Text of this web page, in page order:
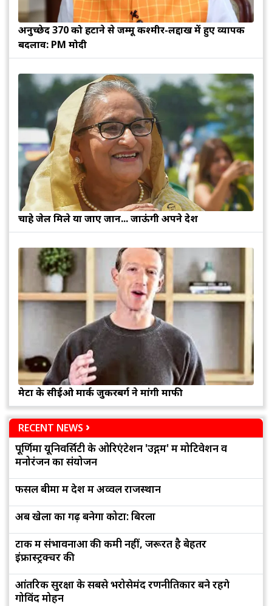
अनुच्छेद 370 को हटाने से जम्मू कश्मीर-लद्दाख में हुए व्यापक
बदलाव: PM मोदी
चाहे जेल मिले या जाए जान... जाऊंगी अपने देश
मेटा के सीईओ मार्क जुकरबर्ग ने मांगी माफी
RECENT NEWS
पूर्णिमा यूनिवर्सिटी के ओरिएंटेशन 'उद्गम' में मोटिवेशन व
मनोरंजन का संयोजन
फसल बीमा में देश में अव्वल राजस्थान
अब खेलों का गढ़ बनेगा कोटा: बिरला
टोंक में संभावनाओं की कमी नहीं, जरूरत है बेहतर
इंफ्रास्ट्रक्चर की
आंतरिक सुरक्षा के सबसे भरोसेमंद रणनीतिकार बने रहेंगे
गोविंद मोहन